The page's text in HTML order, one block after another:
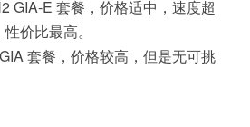
GIA-E 套餐，价格适中，速度超
价比最高。
套餐，价格较高，但是无可挑